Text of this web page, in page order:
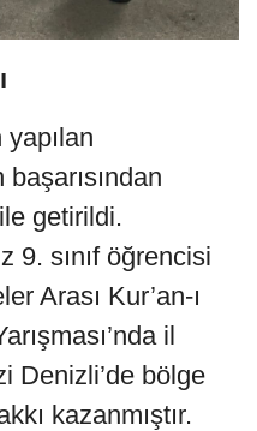
getirildi.
9. sınıf öğrencisi
Arası Kur’an-ı
il
Denizli’de bölge
kazanmıştır.